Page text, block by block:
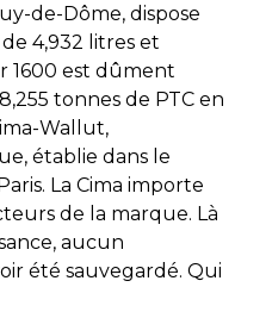
de-Dôme, dispose
4,932 litres et
1600 est dûment
tonnes de PTC en
Wallut,
établie dans le
La Cima importe
de la marque. Là
aucun
été sauvegardé. Qui